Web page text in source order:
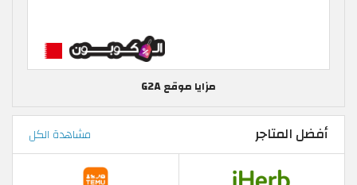
مزايا موقع G2A
أفضل المتاجر مشاهدة الكل